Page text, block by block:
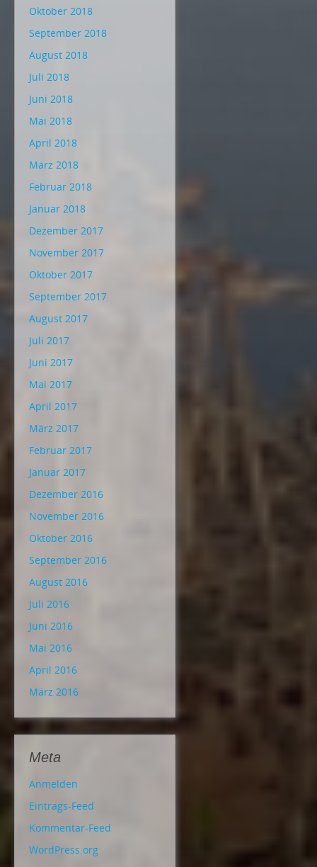
Oktober 2018
September 2018
August 2018
Juli 2018
Juni 2018
Mai 2018
April 2018
März 2018
Februar 2018
Januar 2018
Dezember 2017
November 2017
Oktober 2017
September 2017
August 2017
Juli 2017
Juni 2017
Mai 2017
April 2017
März 2017
Februar 2017
Januar 2017
Dezember 2016
November 2016
Oktober 2016
September 2016
August 2016
Juli 2016
Juni 2016
Mai 2016
April 2016
März 2016
Meta
Anmelden
Eintrags-Feed
Kommentar-Feed
WordPress.org